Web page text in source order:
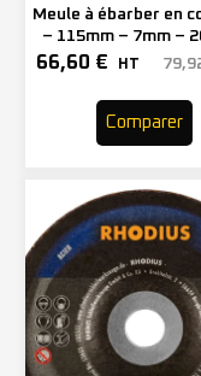
Meule à ébarber en
– 115mm – 7mm –
(x25)
66,60 € HT
Comparer